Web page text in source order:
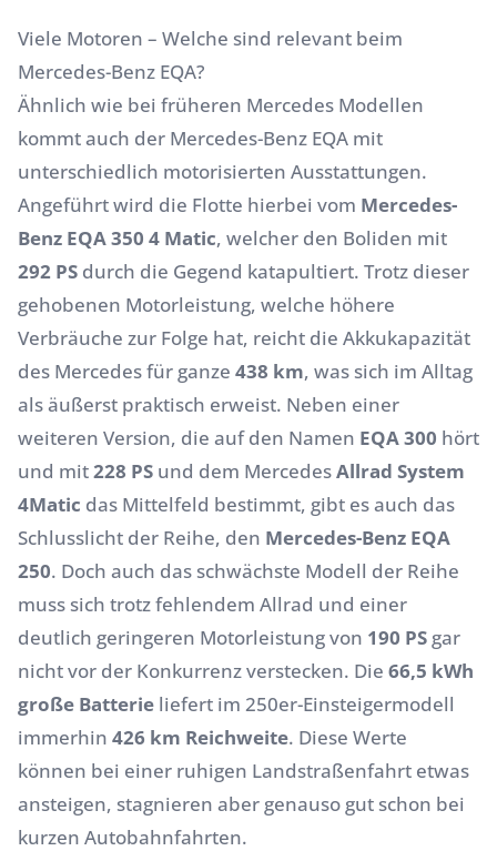
Viele Motoren – Welche sind relevant beim
Mercedes-Benz EQA?
Ähnlich wie bei früheren Mercedes Modellen
kommt auch der Mercedes-Benz EQA mit
unterschiedlich motorisierten Ausstattungen.
Angeführt wird die Flotte hierbei vom Mercedes-
Benz EQA 350 4 Matic, welcher den Boliden mit
292 PS durch die Gegend katapultiert. Trotz dieser
gehobenen Motorleistung, welche höhere
Verbräuche zur Folge hat, reicht die Akkukapazität
des Mercedes für ganze 438 km, was sich im Alltag
als äußerst praktisch erweist. Neben einer
weiteren Version, die auf den Namen EQA 300 hört
und mit228 PS und dem MercedesAllrad System
4Matic das Mittelfeld bestimmt, gibt es auch das
Schlusslicht der Reihe, den Mercedes-Benz EQA
250. Doch auch das schwächste Modell der Reihe
muss sich trotz fehlendem Allrad und einer
deutlich geringeren Motorleistung von 190 PS gar
nicht vor der Konkurrenz verstecken. Die 66,5 kWh
große Batterie liefert im 250er-Einsteigermodell
immerhin 426 km Reichweite. Diese Werte
können bei einer ruhigen Landstraßenfahrt etwas
ansteigen, stagnieren aber genauso gut schon bei
kurzen Autobahnfahrten.